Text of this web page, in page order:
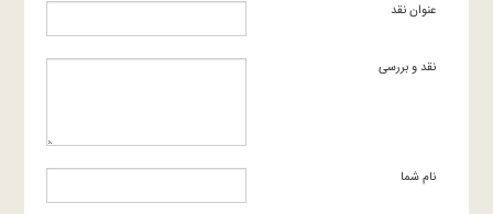
عنوان نقد
نقد و بررسی
نام شما